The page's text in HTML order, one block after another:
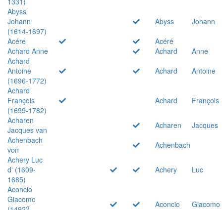
Abyss
Johann
(1614-1697)
Abyss
Johann
Acéré
Acéré
Achard Anne
Achard
Anne
Achard
Antoine
(1696-1772)
Achard
Antoine
Achard
François
(1699-1782)
Achard
François
Acharen
Jacques van
Acharen
Jacques
Achenbach
von
Achenbach
Achery Luc
d' (1609-
1685)
Achery
Luc
Aconcio
Giacomo
Aconcio Giacomo